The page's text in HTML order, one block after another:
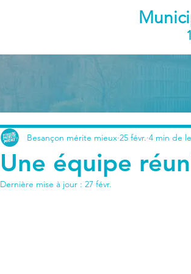
Une équipe
Besançon mérite mieux 25 févr. 4 min de
Dernière mise à jour : 27 févr.